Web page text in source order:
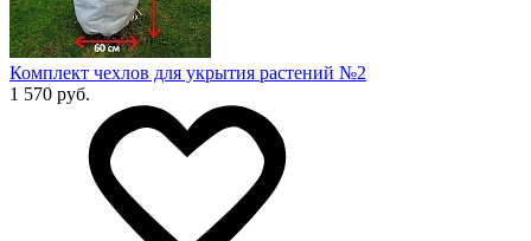
Комплект чехлов для укрытия растений №2
1 570 руб.